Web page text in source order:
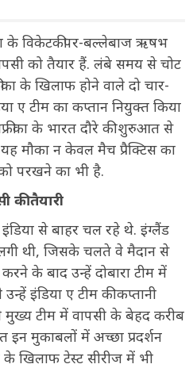
के विकेटकीपर-बल्लेबाज ऋषभ
को तैयार हैं. लंबे समय से चोट
के खिलाफ होने वाले दो चार-
ए टीम का कप्तान नियुक्त किया
के भारत दौरे की शुरुआत से
मौका न केवल मैच प्रैक्टिस का
परखने का भी है.
की तैयारी
से बाहर चल रहे थे. इंग्लैंड
लगी थी, जिसके चलते वे मैदान से
के बाद उन्हें दोबारा टीम में
इंडिया ए टीम की कप्तानी
टीम में वापसी के बेहद करीब
इन मुकाबलों में अच्छा प्रदर्शन
के खिलाफ टेस्ट सीरीज में भी